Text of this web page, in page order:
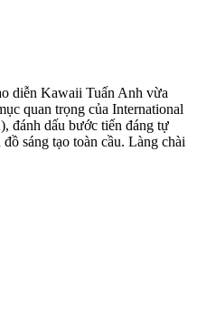
diễn Kawaii Tuấn Anh vừa
quan trọng của International
đánh dấu bước tiến đáng tự
sáng tạo toàn cầu. Làng chài